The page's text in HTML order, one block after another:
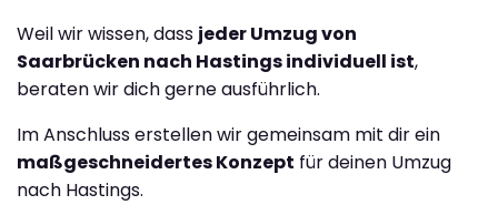
Weil wir wissen, dass jeder Umzug von
Saarbrücken nach Hastings individuell ist,
beraten wir dich gerne ausführlich.
Im Anschluss erstellen wir gemeinsam mit dir ein
maßgeschneidertes Konzept für deinen Umzug
nach Hastings.